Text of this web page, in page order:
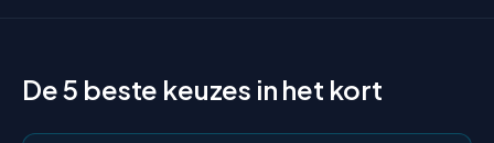
De 5 beste keuzes in het kort